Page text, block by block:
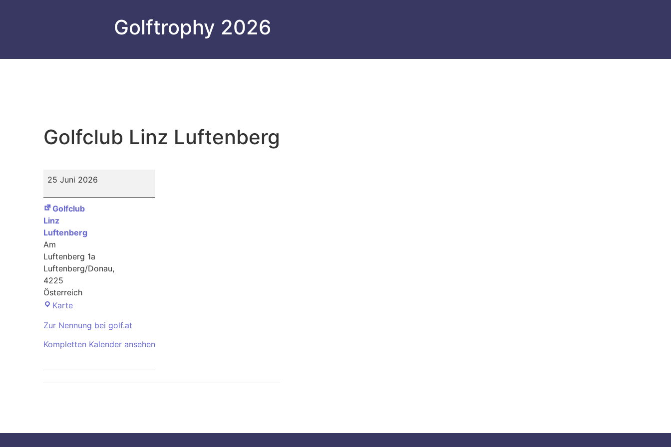
Golftrophy 2026
Golfclub Linz Luftenberg
Golfclub
Luftenberg
25 Juni 2026
Golfclub
Linz
Luftenberg
Am
Luftenberg 1a
Luftenberg/Donau,
4225
Österreich
KarteGolfclub
Luftenberg
Zur Nennung bei golf.at
Kompletten Kalender ansehen